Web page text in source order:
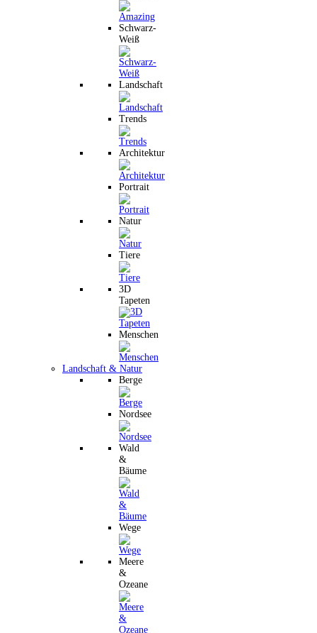
Schwarz-
Weiß
Landschaft
Trends
Architektur
Portrait
Natur
Tiere
3D
Tapeten
Menschen
Landschaft & Natur
Berge
Nordsee
Wald
&
Bäume
Wege
Meere
&
Ozeane